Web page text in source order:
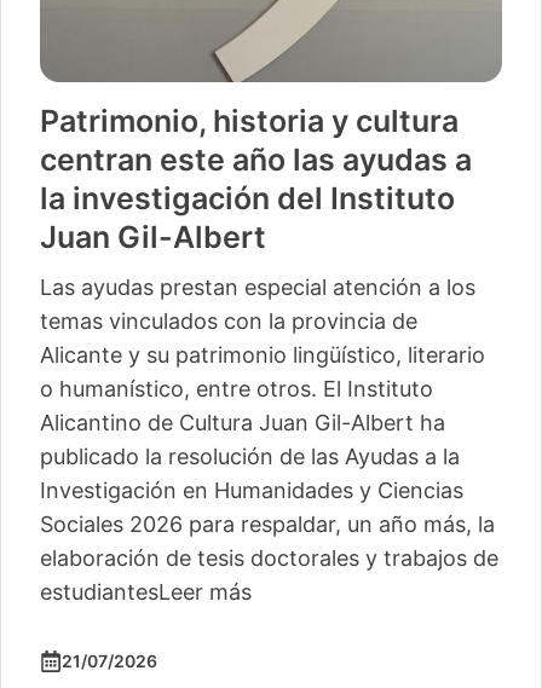
Patrimonio, historia y cultura
centran este año las ayudas a
la investigación del Instituto
Juan Gil-Albert
Las ayudas prestan especial atención a los
temas vinculados con la provincia de
Alicante y su patrimonio lingüístico, literario
o humanístico, entre otros. El Instituto
Alicantino de Cultura Juan Gil-Albert ha
publicado la resolución de las Ayudas a la
Investigación en Humanidades y Ciencias
Sociales 2026 para respaldar, un año más, la
elaboración de tesis doctorales y trabajos de
estudiantesLeer más
21/07/2026